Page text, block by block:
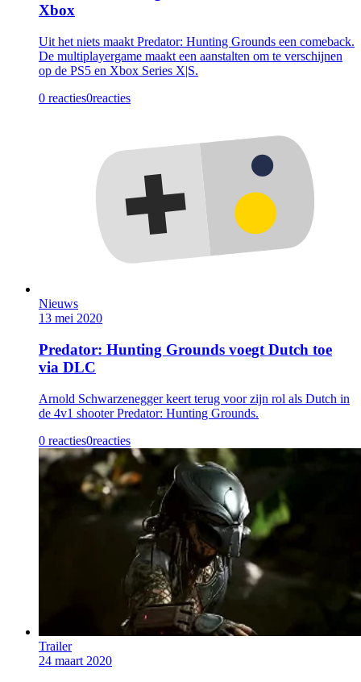
Xbox
Uit het niets maakt Predator: Hunting Grounds een comeback.
De multiplayergame maakt een aanstalten om te verschijnen
op de PS5 en Xbox Series X|S.
0 reacties0reacties
Nieuws
13 mei 2020
Predator: Hunting Grounds voegt Dutch toe
via DLC
Arnold Schwarzenegger keert terug voor zijn rol als Dutch in
de 4v1 shooter Predator: Hunting Grounds.
0 reacties0reacties
Trailer
24 maart 2020